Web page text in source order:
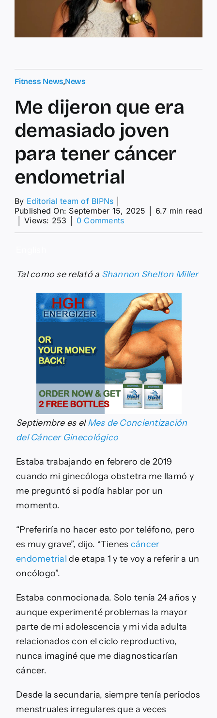
Fitness News,News
Me dijeron que era
demasiado joven
para tener cáncer
endometrial
By Editorial team of BIPNs
Published On: September 15, 2025
6.7 min read
Views: 253 0 Commentson
demasiado
joven
tener
cáncer
endometrial
Tal como se relató a Shannon Shelton Miller
Septiembre es elMes de Concientización
del Cáncer Ginecológico
Estaba trabajando en febrero de 2019
cuando mi ginecóloga obstetra me llamó y
me preguntó si podía hablar por un
momento.
“Preferiría no hacer esto por teléfono, pero
es muy grave”, dijo. “Tienes cáncer
endometrial de etapa 1 y te voy a referir a un
oncólogo”.
Estaba conmocionada. Solo tenía 24 años y
aunque experimenté problemas la mayor
parte de mi adolescencia y mi vida adulta
relacionados con el ciclo reproductivo,
nunca imaginé que me diagnosticarían
cáncer.
Desde la secundaria, siempre tenía períodos
menstruales irregulares que a veces